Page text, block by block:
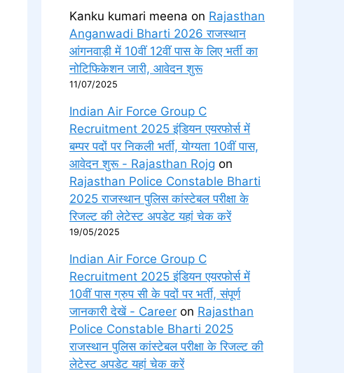
Kanku kumari meena on Rajasthan
Anganwadi Bharti 2026 राजस्थान
आंगनवाड़ी में 10वीं 12वीं पास के लिए भर्ती का
नोटिफिकेशन जारी, आवेदन शुरू
11/07/2025
Indian Air Force Group C
Recruitment 2025 इंडियन एयरफोर्स में
बम्पर पदों पर निकली भर्ती, योग्यता 10वीं पास,
आवेदन शुरू - Rajasthan Rojg on
Rajasthan Police Constable Bharti
2025 राजस्थान पुलिस कांस्टेबल परीक्षा के
रिजल्ट की लेटेस्ट अपडेट यहां चेक करें
19/05/2025
Indian Air Force Group C
Recruitment 2025 इंडियन एयरफोर्स में
10वीं पास ग्रुप सी के पदों पर भर्ती, संपूर्ण
जानकारी देखें - Career on Rajasthan
Police Constable Bharti 2025
राजस्थान पुलिस कांस्टेबल परीक्षा के रिजल्ट की
लेटेस्ट अपडेट यहां चेक करें